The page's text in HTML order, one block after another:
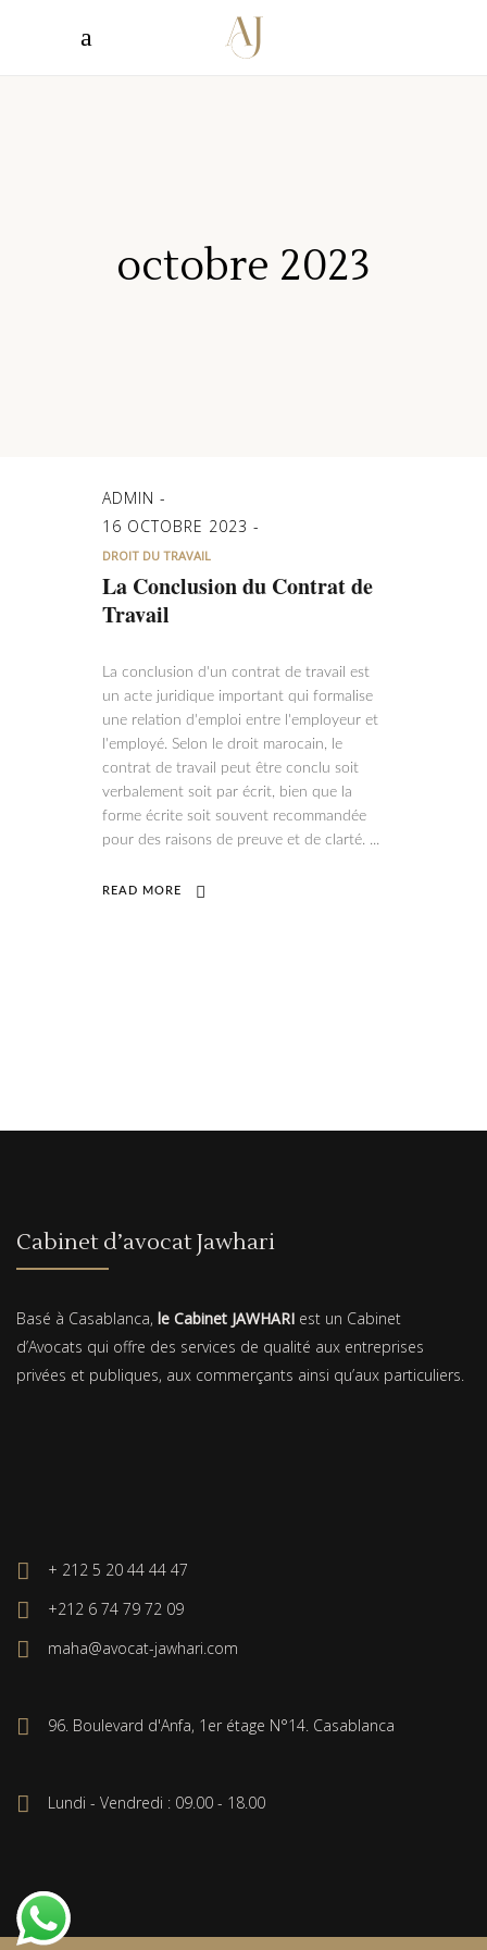
octobre 2023
ADMIN
16 OCTOBRE 2023
DROIT DU TRAVAIL
La Conclusion du Contrat de
Travail
La conclusion d'un contrat de travail est
un acte juridique important qui formalise
une relation d'emploi entre l'employeur et
l'employé. Selon le droit marocain, le
contrat de travail peut être conclu soit
verbalement soit par écrit, bien que la
forme écrite soit souvent recommandée
pour des raisons de preuve et de clarté.
READ MORE
Cabinet d’avocat Jawhari
Basé à Casablanca, le Cabinet JAWHARI est un Cabinet
d’Avocats qui offre des services de qualité aux entreprises
privées et publiques, aux commerçants ainsi qu’aux particuliers.
+ 212 5 20 44 44 47
+212 6 74 79 72 09
maha@avocat-jawhari.com
96. Boulevard d'Anfa, 1er étage N°14. Casablanca
Lundi - Vendredi : 09.00 - 18.00